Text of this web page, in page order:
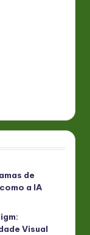
de
a IA
Visual